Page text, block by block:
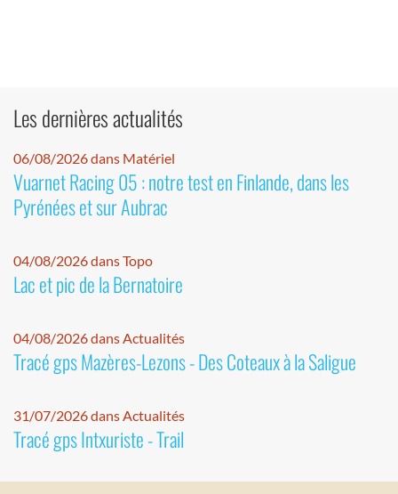
Les dernières actualités
06/08/2026 dans Matériel
Vuarnet Racing 05 : notre test en Finlande, dans les
Pyrénées et sur Aubrac
04/08/2026 dans Topo
Lac et pic de la Bernatoire
04/08/2026 dans Actualités
Tracé gps Mazères-Lezons - Des Coteaux à la Saligue
31/07/2026 dans Actualités
Tracé gps Intxuriste - Trail